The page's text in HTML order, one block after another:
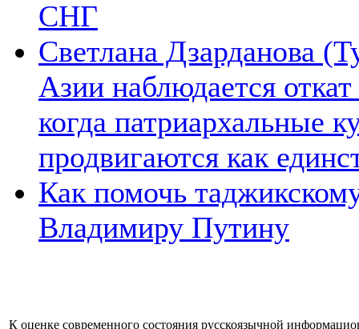
СНГ
Светлана Дзарданова
Азии наблюдается
когда патриархальные
продвигаются как
Как помочь
Владимиру Путину
К оценке современного состояния русскоязычной